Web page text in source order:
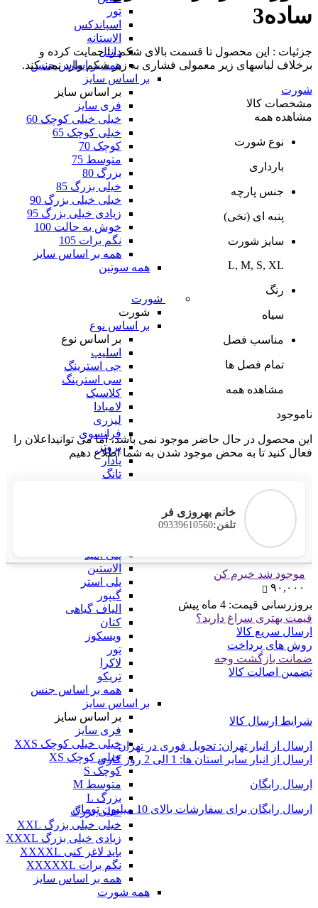
تور
اسپاندکس
الاستانه
دانتل
همه بر اساس جنس
بر اساس سایز
بر اساس سایز
فری سایز
خیلی خیلی کوچک 60
خیلی کوچک 65
کوچک 70
متوسط 75
بزرگ 80
خیلی بزرگ 85
خیلی خیلی بزرگ 90
زیادی خیلی بزرگ 95
خوش به حالت 100
نگم برات 105
همه بر اساس سایز
همه سوتین
شورت
شورت
بر اساس نوع
بر اساس نوع
اسلیپ
جی استرینگ
سی استرینگ
کلاسیک
لامبادا
لیزری
فرانسوی
پروتز
پادار
تانگ
پلی آمید
الاستین
پلی استر
گیپور
الیاف گیاهی
کتان
ویسکوز
تور
لاکرا
تریکو
همه بر اساس جنس
بر اساس سایز
بر اساس سایز
فری سایز
خیلی خیلی کوچک XXS
خیلی کوچک XS
کوچک S
متوسط M
بزرگ L
خیلی بزرگ
خیلی خیلی بزرگ XXL
زیادی خیلی بزرگ XXXL
باید لاغر کنی XXXXL
نگم برات XXXXXL
همه بر اساس سایز
همه شورت
ساده3
جزئیات : این محصول تا قسمت بالای شکم را حمایت کرده و
برخلاف لباسهای زیر معمولی فشاری به زیر شکم وارد نمی کند.
شورت
مشخصات کالا
مشاهده همه
نوع شورت
بارداری
جنس پارچه
پنبه ای (نخی)
سایز شورت
L, M, S, XL
رنگ
سیاه
مناسب فصل
تمام فصل ها
مشاهده همه
ناموجود
این محصول در حال حاضر موجود نمی باشد، اما می توانیداعلان را
فعال کنید تا به محض موجود شدن به شما اطلاع دهیم
خانم بهروزی فر
تلفن:09339610560
موجود شد خبرم کن
۹۰,۰۰۰
بروزرسانی قیمت: 4 ماه پیش
قیمت بهتری سراغ دارید؟
ارسال سریع کالا
روش های پرداخت
ضمانت بازگشت وجه
تضمین اصالت کالا
شرایط ارسال کالا
ارسال از انبار تهران: تحویل فوری در تهران
ارسال از انبار سایر استان ها: 1 الی 2 روز کاری
ارسال رایگان
ارسال رایگان برای سفارشات بالای 10 میلیون تومان